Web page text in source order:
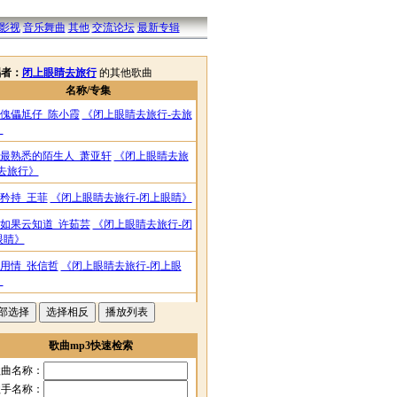
视 音乐舞曲 其他 交流论坛 最新专辑
： 闭上眼睛去旅行的其他歌曲
名称/专集
傀儡尪仔_陈小霞
《闭上眼睛去旅行-去旅
最熟悉的陌生人_萧亚轩
《闭上眼睛去旅
旅行》
矜持_王菲 《闭上眼睛去旅行-闭上眼睛》
如果云知道_许茹芸
《闭上眼睛去旅行-闭
》
用情_张信哲
《闭上眼睛去旅行-闭上眼
你是我前世的知己_范怡文 《闭上眼睛去
-闭上眼睛》
街角的祝福_戴佩妮 《闭上眼睛去旅行-闭
睛》
认错_优客李林
歌曲mp3快速检索
名称：
名称：